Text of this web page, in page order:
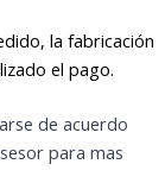
la fabricación
el pago.
de acuerdo
para mas